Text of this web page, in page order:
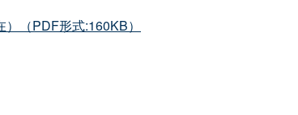
（PDF形式:160KB）